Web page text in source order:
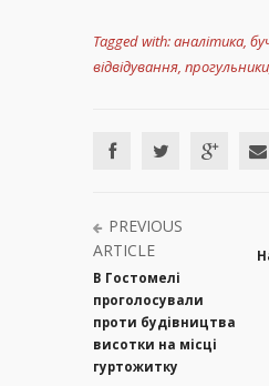
Tagged with:аналітика,
відвідування, прогульники
PREVIOUS
ARTICLE
В Гостомелі
проголосували
проти будівництва
висотки на місці
гуртожитку